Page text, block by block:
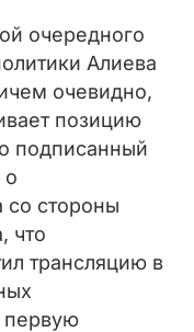
очередного
Алиева
очевидно,
позицию
подписанный
о
стороны
что
трансляцию в
первую